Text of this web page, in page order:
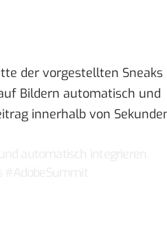
der vorgestellten Sneaks
Bildern automatisch und
innerhalb von